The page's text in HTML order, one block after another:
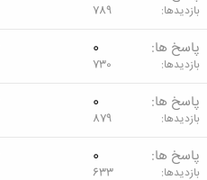
بازدیدها 789
پاسخ ها 0
بازدیدها 730
پاسخ ها 0
بازدیدها 879
پاسخ ها 0
بازدیدها 633